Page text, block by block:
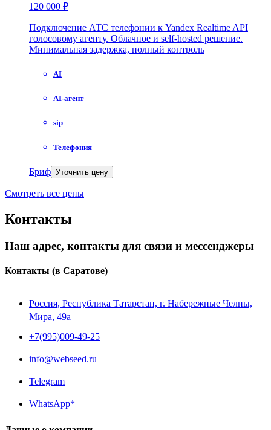
120 000 ₽
Подключение АТС телефонии к Yandex Realtime API
голосовому агенту. Облачное и self-hosted решение.
Минимальная задержка, полный контроль
AI
AI-агент
sip
Телефония
Бриф Уточнить цену
Смотреть все цены
Контакты
Наш адрес, контакты для связи и мессенджеры
Контакты (в Саратове)
Россия, Республика Татарстан, г. Набережные Челны,
Мира, 49a
+7(995)009-49-25
info@webseed.ru
Telegram
WhatsApp*